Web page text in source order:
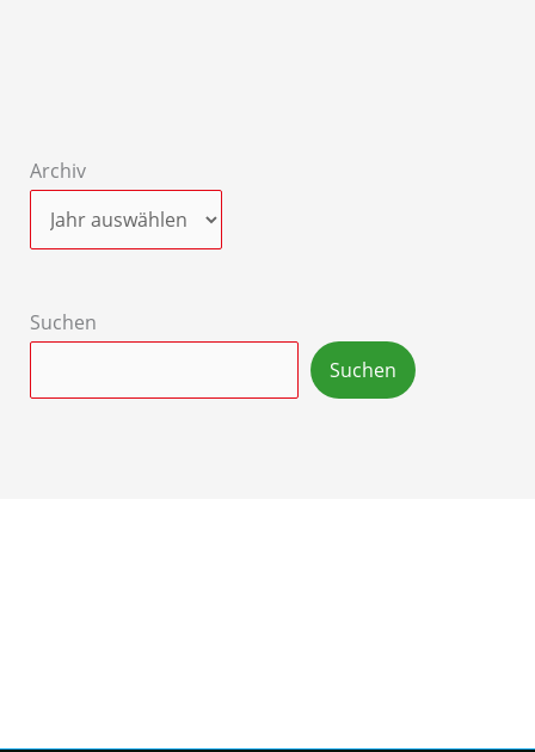
Archiv
Suchen
Suchen